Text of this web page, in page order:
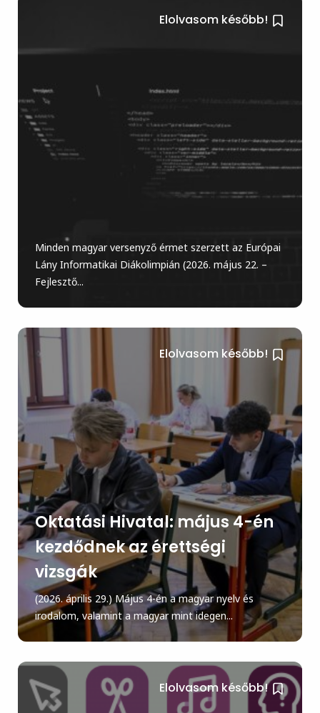
Elolvasom később!
Minden magyar versenyző érmet szerzett az Európai
Lány Informatikai Diákolimpián (2026. május 22. –
Fejlesztő...
Elolvasom később!
Oktatási Hivatal: május 4-én
kezdődnek az érettségi
vizsgák
(2026. április 29.) Május 4-én a magyar nyelv és
irodalom, valamint a magyar mint idegen...
Elolvasom később!